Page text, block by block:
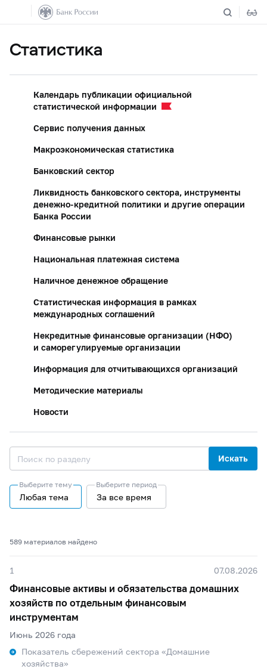
Статистика
Календарь публикации официальной
статистической информации
Сервис получения данных
Макроэкономическая статистика
Банковский сектор
Ликвидность банковского сектора, инструменты
денежно-кредитной политики и другие операции
Банка России
Финансовые рынки
Национальная платежная система
Наличное денежное обращение
Статистическая информация в рамках
международных соглашений
Некредитные финансовые организации (НФО)
и саморегулируемые организации
Информация для отчитывающихся организаций
Методические материалы
Новости
Искать
Выберите тему
Любая тема
Выберите период
За все время
589 материалов найдено
1 07.08.2026
Финансовые активы и обязательства домашних
хозяйств по отдельным финансовым
инструментам
Июнь 2026 года
Показатель сбережений сектора «Домашние
хозяйства»